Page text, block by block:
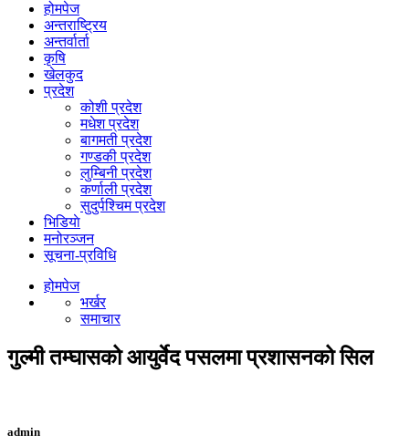
होमपेज
अन्तराष्ट्रिय
अन्तर्वार्ता
कृषि
खेलकुद
प्रदेश
कोशी प्रदेश
मधेश प्रदेश
बागमती प्रदेश
गण्डकी प्रदेश
लुम्बिनी प्रदेश
कर्णाली प्रदेश
सुदुर्पश्चिम प्रदेश
भिडियाे
मनोरञ्जन
सूचना-प्रविधि
होमपेज
भर्खर
समाचार
गुल्मी तम्घासको आयुर्वेद पसलमा प्रशासनको सिल
admin